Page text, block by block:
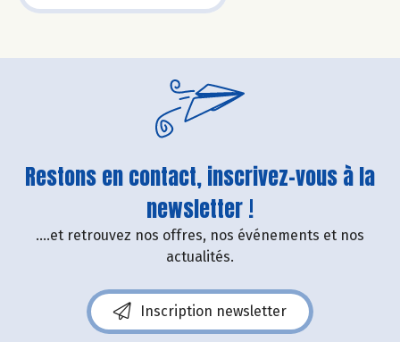
Restons en contact, inscrivez-vous à la
newsletter !
....et retrouvez nos offres, nos événements et nos
actualités.
Inscription newsletter